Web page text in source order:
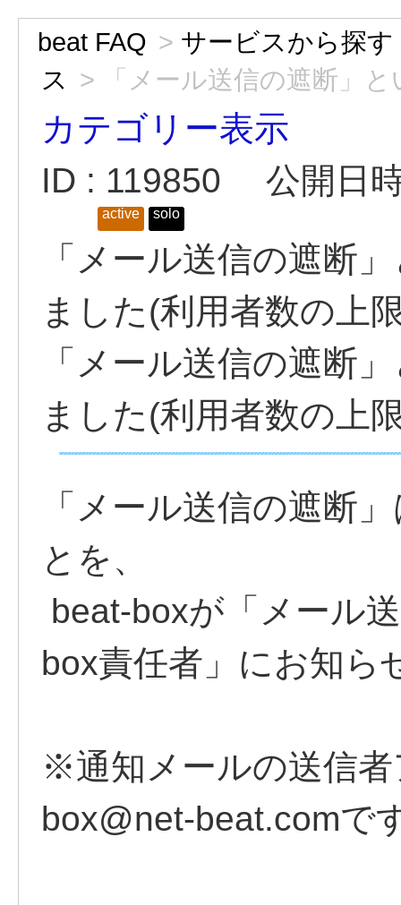
beat FAQ > サービスから探す
ス > 「メール送信の遮断」
カテゴリー表示
ID : 119850
公開日
active solo
「メール送信の遮断
ました(利用者数の上
「メール送信の遮断
ました(利用者数の上
「メール送信の遮断
とを、
beat-boxが「メール
box責任者」にお知ら
※通知メールの送信
box@net-beat.comで